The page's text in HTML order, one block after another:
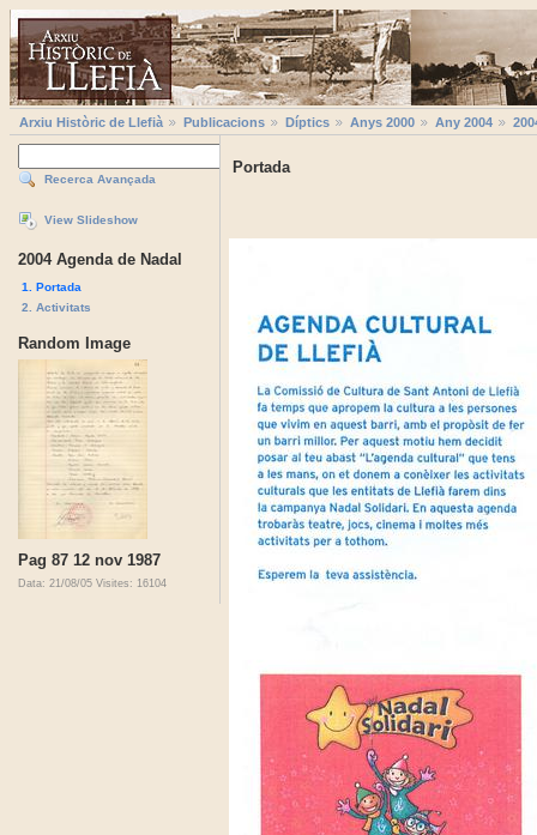
Arxiu Històric de Llefià Publicacions Díptics Anys 2000 Any 2004
Recerca Avançada
View Slideshow
2004 Agenda de Nadal
1. Portada
2. Activitats
Random Image
Pag 87 12 nov 1987
Data: 21/08/05 Visites: 16104
Portada